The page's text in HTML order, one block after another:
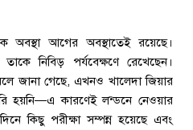
অবস্থা আগের অবস্থাতেই রয়েছে।
নিবিড় পর্যবেক্ষণে রেখেছেন।
জানা গেছে, এখনও খালেদা জিয়ার
হয়নি—এ কারণেই লন্ডনে নেওয়ার
কিছু পরীক্ষা সম্পন্ন হয়েছে এবং